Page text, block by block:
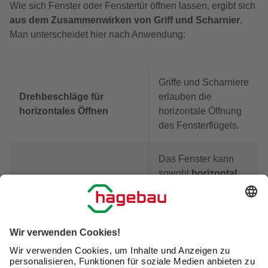
Wie sich Fenster oder Fenstertür öffnen lassen, ergibt sich
aus dem Zusammenwirken von Griff und Scharnier.
Man unterscheidet hier nach Anwendung:
Drehbeschläge für
horizontales Öffnen
Griffe und Scharniere
erlauben die
horizontale Öffnung
des Fensterflügels.
Das Fenster kann
sowohlhorizontal
gekippt
sich außerdem für
besondere